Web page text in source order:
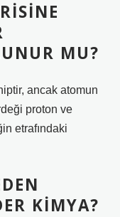
MU?
ancak atomun
proton ve
etrafındaki
KIMYA?